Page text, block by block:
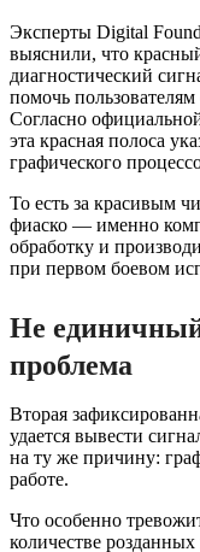
Эксперты Digital
выяснили, что
диагностический
помочь
Согласно
эта красная полоса
графического
То есть за красивым
фиаско — именно
обработку и
при первом боевом
Не
проблема
Вторая
удается вывести
на ту же причину:
работе.
Что особенно
количестве